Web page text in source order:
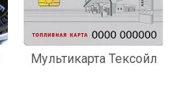
Мультикарта Тексойл